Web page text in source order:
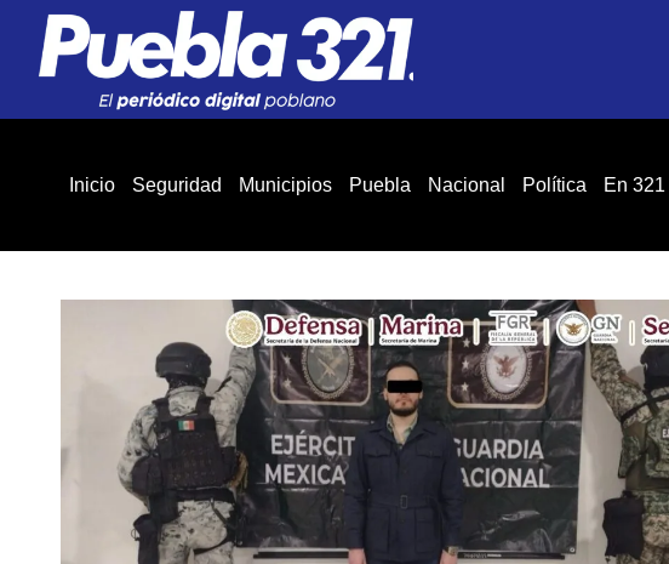
Inicio Seguridad Municipios Puebla Nacional Política En 321